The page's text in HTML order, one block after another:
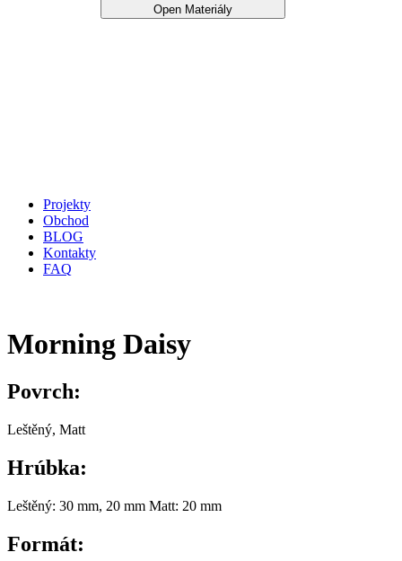
Open Materiály
Projekty
Obchod
BLOG
Kontakty
FAQ
Morning Daisy
Povrch:
Leštěný, Matt
Hrúbka:
Leštěný: 30 mm, 20 mm Matt: 20 mm
Formát: